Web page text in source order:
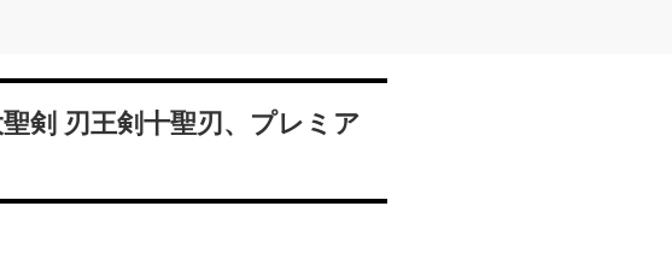
剣 刃王剣十聖刃、プレミア